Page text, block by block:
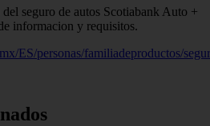
seguro de autos Scotiabank Auto +
informacion y requisitos.
ES/personas/familiadeproductos/